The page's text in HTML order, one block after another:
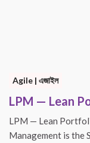
Agile | এজাইল
LPM — Lean
LPM — Lean
Management is the